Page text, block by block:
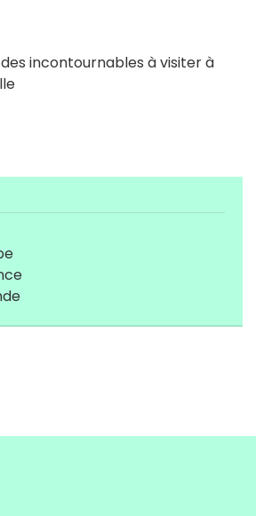
des incontournables à visiter à